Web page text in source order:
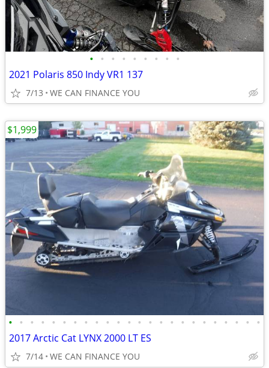
• • • • • • • • •
2021 Polaris 850 Indy VR1 137
7/13 WE CAN FINANCE YOU
• • • • • • • • • • • • • • • • • • • • • • • •
2017 Arctic Cat LYNX 2000 LT ES
7/14 WE CAN FINANCE YOU
$1,999